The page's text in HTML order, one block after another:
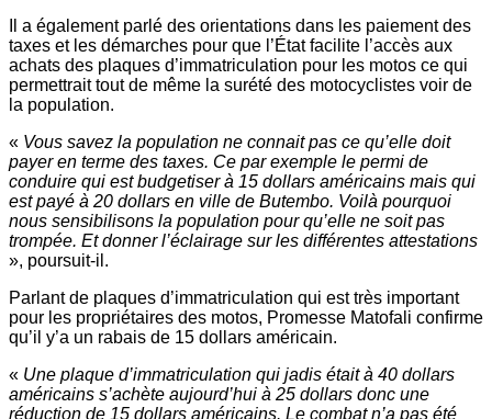
Il a également parlé des orientations dans les paiement des
taxes et les démarches pour que l’État facilite l’accès aux
achats des plaques d’immatriculation pour les motos ce qui
permettrait tout de même la surété des motocyclistes voir de
la population.
« Vous savez la population ne connait pas ce qu’elle doit
payer en terme des taxes. Ce par exemple le permi de
conduire qui est budgetiser à 15 dollars américains mais qui
est payé à 20 dollars en ville de Butembo. Voilà pourquoi
nous sensibilisons la population pour qu’elle ne soit pas
trompée. Et donner l’éclairage sur les différentes attestations
», poursuit-il.
Parlant de plaques d’immatriculation qui est très important
pour les propriétaires des motos, Promesse Matofali confirme
qu’il y’a un rabais de 15 dollars américain.
« Une plaque d’immatriculation qui jadis était à 40 dollars
américains s’achète aujourd’hui à 25 dollars donc une
réduction de 15 dollars américains. Le combat n’a pas été